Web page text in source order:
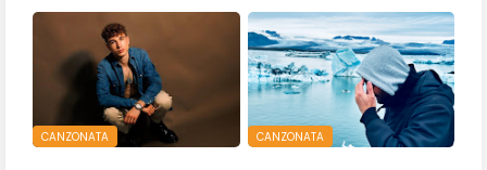
CANZONATA CANZONATA